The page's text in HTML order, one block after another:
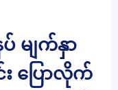
မျက်နှာ
း ပြောလိုက်